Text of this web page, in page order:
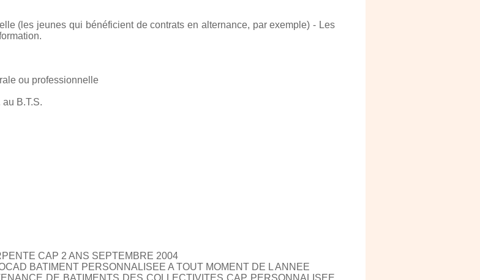
(les jeunes qui bénéficient de contrats en alternance, par exemple) - Les
ou professionnelle
B.T.S.
CAP 2 ANS SEPTEMBRE 2004
BATIMENT PERSONNALISEE A TOUT MOMENT DE L ANNEE
DE BATIMENTS DES COLLECTIVITES CAP PERSONNALISEE